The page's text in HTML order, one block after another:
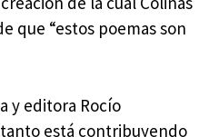
que “estos poemas son
y editora Rocío
está contribuyendo